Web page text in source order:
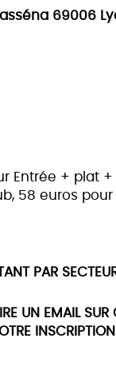
69006
Entrée + plat
58 euros
PAR
UN EMAIL
INSCRIPTION